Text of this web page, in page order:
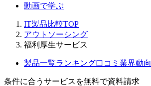
動画で学ぶ
IT製品比較TOP
アウトソーシング
福利厚生サービス
製品一覧ランキング口コミ 業界動向
条件に合うサービスを無料で資料請求